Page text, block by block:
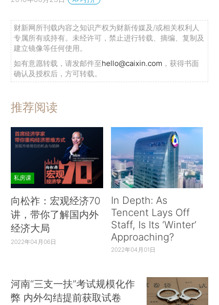
财新网所刊载内容之知识产权为财新传媒及/或相关权利人
专属所有或持有。未经许可，禁止进行转载、摘编、复制及
建立镜像等任何使用。
如有意愿转载，请发邮件至hello@caixin.com ，获得书面
确认及授权后，方可转载。
推荐阅读
私房课
向松祚：宏观经济70
讲，带你了解国内外
经济大局
2022年04月06日
In Depth: As
Tencent Lays Off
Staff, Is Its ‘Winter’
Approaching?
2022年04月01日
河南“三支一扶”考试规模化作
弊 内外勾结提前获取试卷